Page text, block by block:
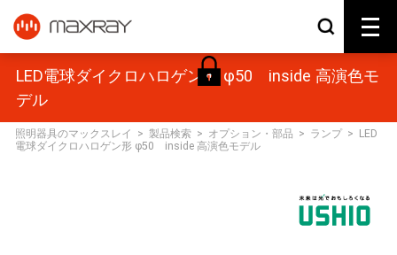
LED電球ダイクロハロゲン形 φ50 inside 高演色モ
デル
照明器具のマックスレイ > 製品検索 > オプション・部品 > ランプ >
LED
電球ダイクロハロゲン形 φ50 inside 高演色モデル